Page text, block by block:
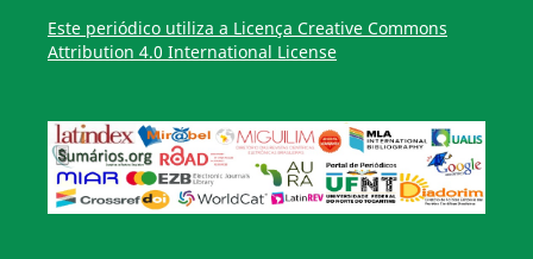
Este periódico utiliza a Licença Creative Commons
Attribution 4.0 International License